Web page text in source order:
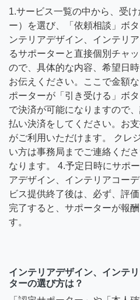
1.サービス一覧の中から、受
ー）を選び、「依頼相談」ボ
ンテリアデザイン、インテリ
るサポーターと直接個別チャ
ので、具体的な内容、希望日
お伝えください。ここで金額
ポーターが「引き受ける」ボ
で決済が可能になりますので
払い決済をしてください。お
がご利用いただけます。 クレ
い方は事務局までご連絡くだ
なります。 4.予定日時にサポ
アデザイン、インテリアコー
ビス提供終了後は、必ず、評
完了すると、サポーターが報
す。
インテリアデザイン、インテ
ターの選び方は？